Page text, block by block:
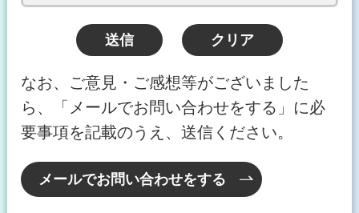
なお、ご意見・ご感想等がございました
ら、「メールでお問い合わせをする」に必
要事項を記載のうえ、送信ください。
メールでお問い合わせをする